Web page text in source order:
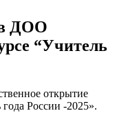
ДОО
“Учитель
открытие
России -2025».